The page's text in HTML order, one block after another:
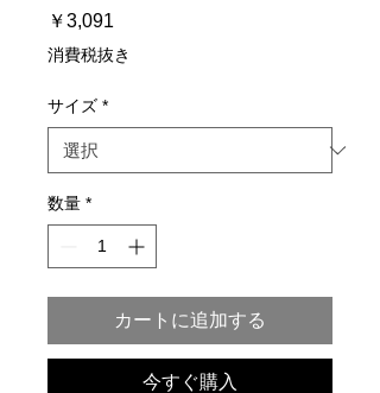
￥3,091
格
消費税抜き
サイズ *
数量 *
カートに追加する
今すぐ購入